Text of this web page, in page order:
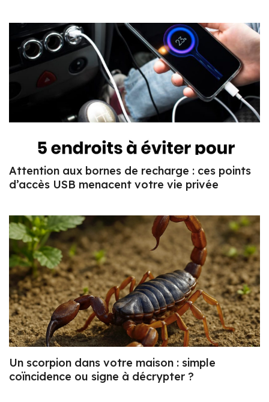
Attention aux bornes de recharge : ces points
d’accès USB menacent votre vie privée
Un scorpion dans votre maison : simple
coïncidence ou signe à décrypter ?